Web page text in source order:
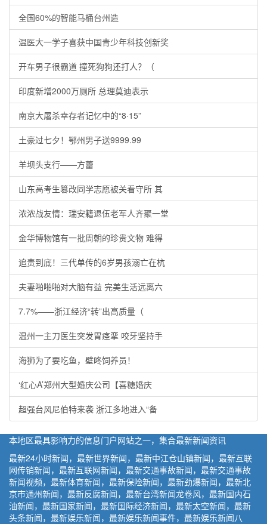
全国60%的智能马桶台州造
温医大一学子喜获中国青少年科技创新奖
开车男子很霸道 撞死狗狗还打人？（
印度新增2000万厕所 总理莫迪表示
南京大屠杀幸存者记忆中的“8·15”
土豪过七夕！鄂州男子送9999.99
羊坝头支行——方蕾
山东高考生篡改同学志愿被关看守所 其
浓浓战友情：瑞安籍退伍老军人齐聚一堂
金华博物馆有一批周朝的珍贵文物 难得
追责到底！三代单传的6岁男孩溺亡在杭
夫妻啪啪啪对大脑有益 完美生活远离六
7.7%——浙江经济“转”出高质量（
温州一主刀医生突发胃痉挛 咬牙坚持手
海狮为了要吃鱼，壁咚饲养员！
‘红心A’郑州大型婚庆公司【喜糖婚庆
超强台风尼伯特来袭 浙江多地进入“备
本地区最具影响力的信息门户网站之一，集合最新新闻资讯
最新24小时新闻，最新世界新闻，最新中江仓山镇新闻，最新互联
网传销新闻，最新互联网新闻，最新交通事故新闻，最新交通事故
新闻视频，最新体育新闻，最新保险新闻，最新劲爆新闻，最新北
京市通州新闻，最新反腐新闻，最新台湾新闻龙卷风，最新国内石
油新闻，最新国家新闻，最新国际经济新闻，最新太空新闻，最新
头条新闻，最新娱乐新闻，最新娱乐新闻事件，最新娱乐新闻八